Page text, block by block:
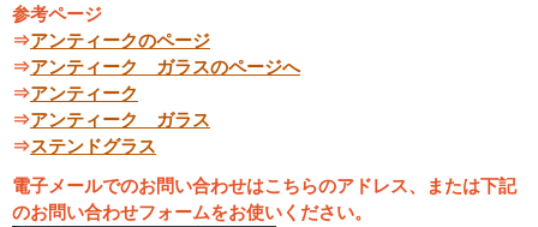
参考ページ
⇒アンティークのページ
⇒アンティーク ガラスのページへ
⇒アンティーク
⇒アンティーク ガラス
⇒ステンドグラス
電子メールでのお問い合わせはこちらのアドレス、または下記
のお問い合わせフォームをお使いください。